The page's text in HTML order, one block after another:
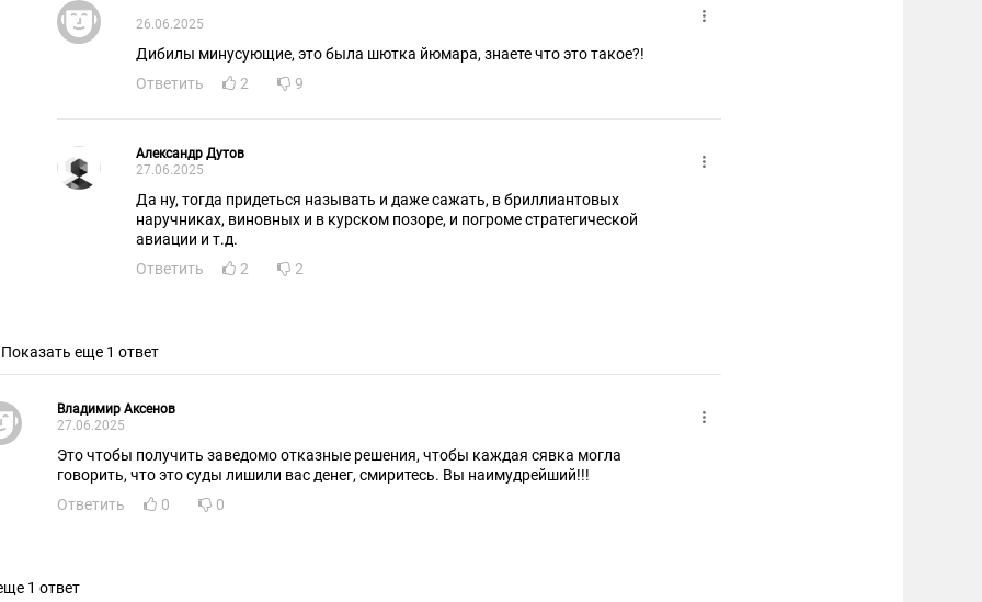
26.06.2025
Дибилы минусующие, это была шютка йюмара, знаете что это такое?!
Ответить
2 9
Александр Дутов
27.06.2025
Да ну, тогда придеться называть и даже сажать, в бриллиантовых
наручниках, виновных и в курском позоре, и погроме стратегической
авиации и т.д.
Ответить
2 2
Показать еще 1 ответ
Владимир Аксенов
27.06.2025
Это чтобы получить заведомо отказные решения, чтобы каждая сявка могла
говорить, что это суды лишили вас денег, смиритесь. Вы наимудрейший!!!
Ответить
0 0
1 ответ